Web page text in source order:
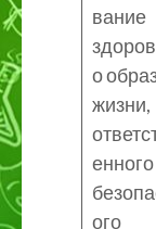
вание
о
жизни,
енного
ого